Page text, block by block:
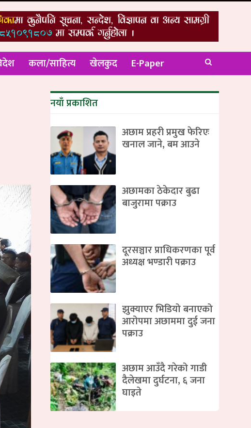
कला/साहित्य खेलकुद E-Paper
नयाँ प्रकाशित
अछाम प्रहरी प्रमुख फेरिएः
खनाल जाने, बम आउने
अछामका ठेकेदार बुढा
बाजुरामा पक्राउ
दूरसञ्चार प्राधिकरणका पूर्व
अध्यक्ष भण्डारी पक्राउ
झुक्याएर भिडियो बनाएको
आरोपमा अछाममा दुई जना
पक्राउ
अछाम आउँदै गरेको गाडी
दैलेखमा दुर्घटना, ६ जना
घाइते